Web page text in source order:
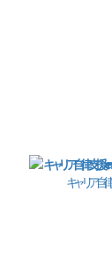
キャリア自